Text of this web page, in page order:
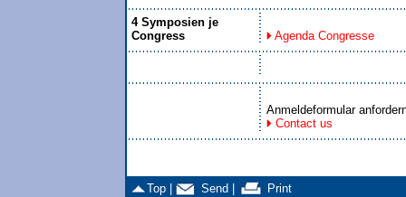
4 Symposien je
Congress
Agenda Congresse
Anmeldeformular
Contact us
Top | Send | Print